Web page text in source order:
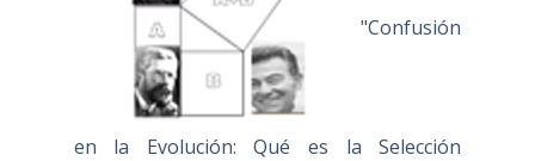
"Confusión
en la Evolución: Qué es la Selección